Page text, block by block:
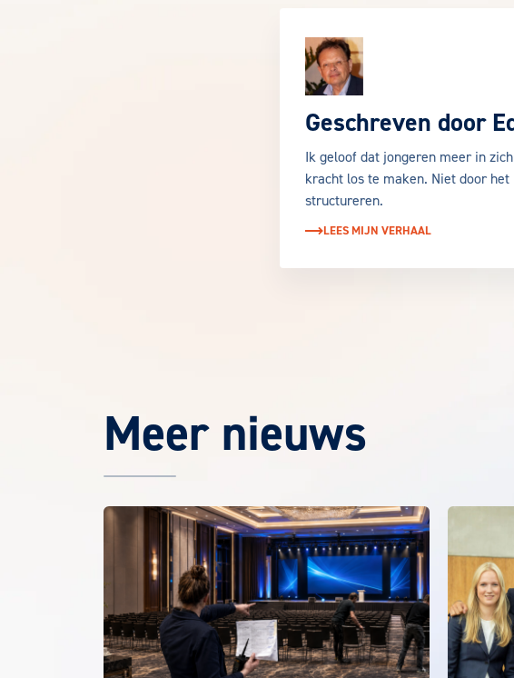
Geschreven door
Ik geloof dat jongeren meer in
kracht los te maken. Niet door
structureren.
LEES MIJN VERHAAL
Meer nieuws